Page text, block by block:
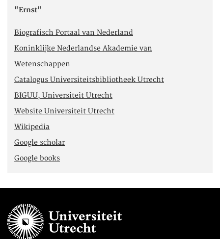
"Ernst"
Biografisch Portaal van Nederland
Koninklijke Nederlandse Akademie van
Wetenschappen
Catalogus Universiteitsbibliotheek Utrecht
BIGUU, Universiteit Utrecht
Website Universiteit Utrecht
Wikipedia
Google scholar
Google books